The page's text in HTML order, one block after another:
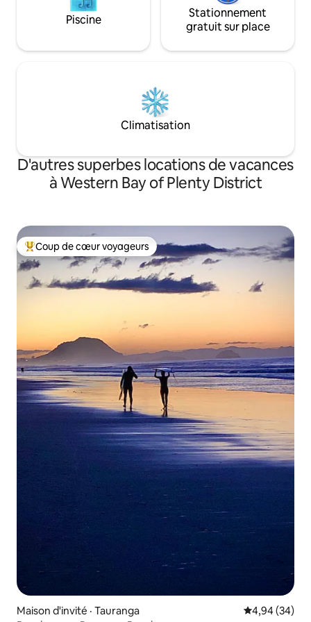
Piscine
Stationnement
gratuit sur place
Climatisation
D'autres superbes locations de vacances
à Western Bay of Plenty District
Coup de cœur voyageurs parmi les plus aimés
Coup de cœur voyageurs
Maison d'invité · Tauranga Note
4,94 (34)